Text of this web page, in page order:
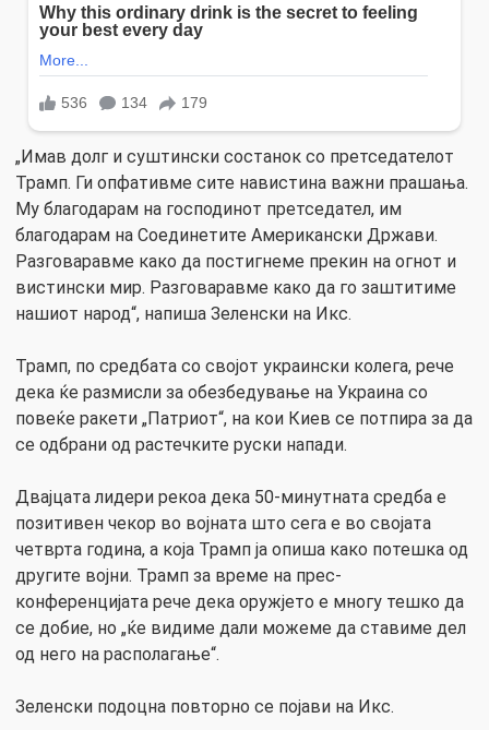
„Имав долг и суштински состанок со претседателот
Трамп. Ги опфативме сите навистина важни прашања.
Му благодарам на господинот претседател, им
благодарам на Соединетите Американски Држави.
Разговаравме како да постигнеме прекин на огнот и
вистински мир. Разговаравме како да го заштитиме
нашиот народ“, напиша Зеленски на Икс.
Трамп, по средбата со својот украински колега, рече
дека ќе размисли за обезбедување на Украина со
повеќе ракети „Патриот“, на кои Киев се потпира за да
се одбрани од растечките руски напади.
Двајцата лидери рекоа дека 50-минутната средба е
позитивен чекор во војната што сега е во својата
четврта година, а која Трамп ја опиша како потешка од
другите војни. Трамп за време на прес-
конференцијата рече дека оружјето е многу тешко да
се добие, но „ќе видиме дали можеме да ставиме дел
од него на располагање“.
Зеленски подоцна повторно се појави на Икс.